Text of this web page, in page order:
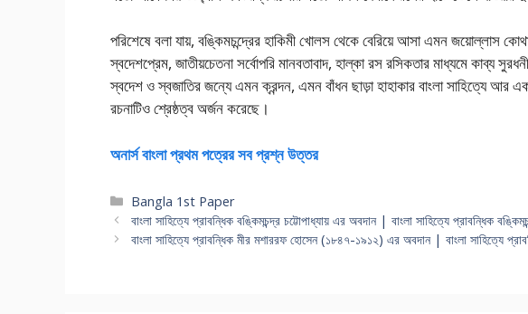
পরিশেষে বলা যায়, বঙ্কিমচন্দ্রের হাকিমী খোলস থেকে বেরিয়ে আসা এমন জয়োল্লাস
স্বদেশপ্রেম, জাতীয়চেতনা সর্বোপরি মানবতাবাদ, হাল্কা রস রসিকতার মাধ্যমে কাব্য
স্বদেশ ও স্বজাতির জন্যে এমন ক্রন্দন, এমন বাঁধন ছাড়া হাহাকার বাংলা সাহিত্যে
রচনাটিও শ্রেষ্ঠত্ব অর্জন করেছে।
অনার্স বাংলা প্রথম পত্রের সব প্রশ্ন উত্তর
Categories
Bangla 1st Paper
বাংলা সাহিত্যে প্রাবন্ধিক বঙ্কিমচন্দ্র চট্টোপাধ্যায় এর অবদান | বাংলা সাহিত্যে প্রাবন্ধিক
বাংলা সাহিত্যে প্রাবন্ধিক মীর মশাররফ হোসেন (১৮৪৭-১৯১২) এর অবদান | বাংলা সাহিত্যে